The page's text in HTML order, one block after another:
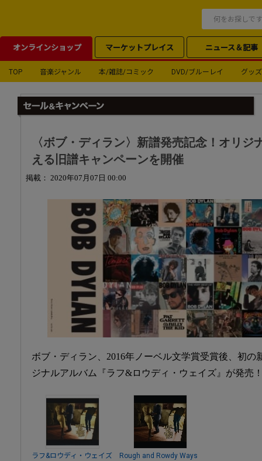
オンラインショップ マーケットプレイス ニュース＆記事
TOP 音楽ジャンル 本/雑誌/コミック DVD/ブルーレイ グッズ
〈ボブ・ディラン〉新譜発売記念！オリジ
える旧譜キャンペーンを開催
掲載： 2020年07月07日 00:00
ボブ・ディラン、2016年ノーベル文学賞受賞後、初の
ジナルアルバム『ラフ&ロウディ・ウェイズ』が発売
ラフ&ロウディ・ウェイズ
Rough and Rowdy Ways